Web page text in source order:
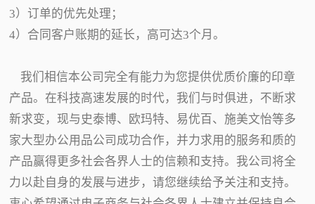
3）订单的优先处理；
4）合同客户账期的延长，高可达3个月。
我们相信本公司完全有能力为您提供优质价廉的印章
产品。在科技高速发展的时代，我们与时俱进，不断求
新求变，现与史泰博、欧玛特、易优百、施美文怡等多
家大型办公用品公司成功合作，并力求用的服务和质的
产品赢得更多社会各界人士的信赖和支持。我公司将全
力以赴自身的发展与进步，请您继续给予关注和支持。